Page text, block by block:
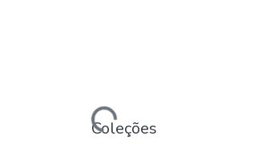
Carregando...Coleções